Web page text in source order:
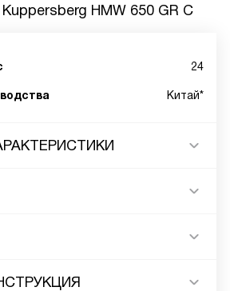
Kuppersberg HMW 650 GR C
24
Китай*